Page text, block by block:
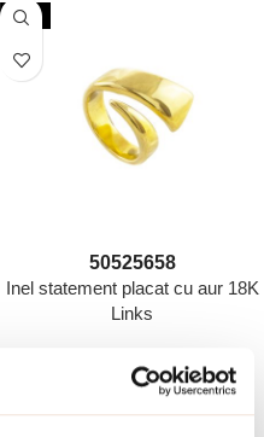
NOU
50525658
Inel statement placat cu aur 18K
Links
160.00lei
SELECTEAZA